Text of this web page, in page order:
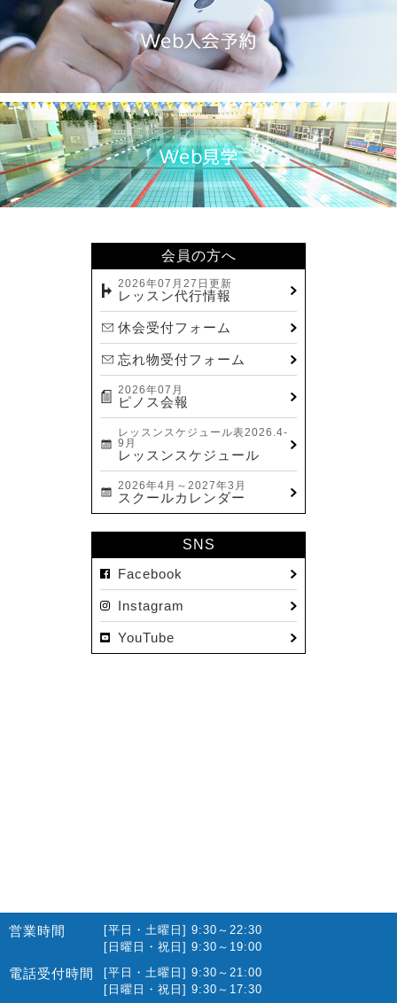
2024.09(15)
2024.08(21)
2024.07(20)
2024.06(29)
2024.05(22)
2024.04(20)
2024.03(16)
2023.04(15)
2022.11(16)
2022.01(10)
2021.12(12)
会員の方へ
2026年07月27日更新
レッスン代行情報
休会受付フォーム
忘れ物受付フォーム
2026年07月
ピノス会報
レッスンスケジュール表2026.4-
9月
レッスンスケジュール
2026年4月～2027年3月
スクールカレンダー
SNS
Facebook
Instagram
YouTube
営業時間
[平日・土曜日] 9:30～22:30
[日曜日・祝日] 9:30～19:00
電話受付時間
[平日・土曜日] 9:30～21:00
[日曜日・祝日] 9:30～17:30